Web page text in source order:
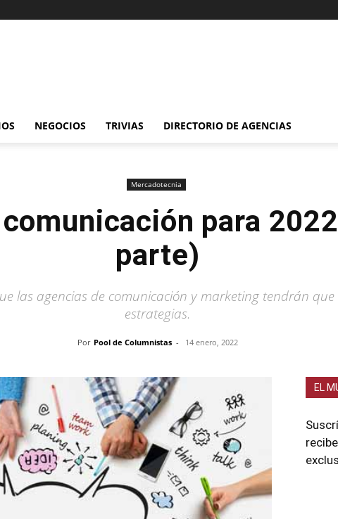
NEGOCIOS TRIVIAS DIRECTORIO DE AGENCIAS
Mercadotecnia
para
parte)
las agencias de comunicación y marketing tendrán
estrategias.
Por Pool de Columnistas - 14 enero, 2022
EL